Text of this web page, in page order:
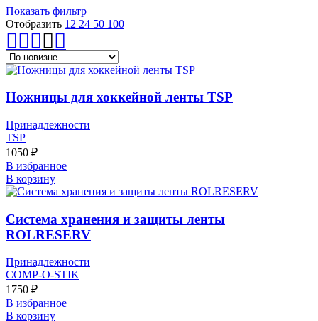
Показать фильтр
Отобразить 12 24 50 100
Ножницы для хоккейной ленты TSP
Принадлежности
TSP
1050 ₽
В избранное
В корзину
Система хранения и защиты ленты
ROLRESERV
Принадлежности
COMP-O-STIK
1750 ₽
В избранное
В корзину